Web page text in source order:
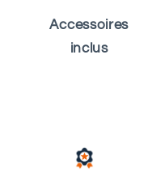
Accessoires
inclus